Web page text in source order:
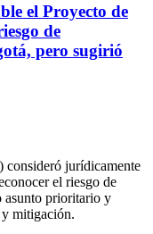
el Proyecto de
de
pero sugirió
jurídicamente
el riesgo de
asunto prioritario y
y mitigación.